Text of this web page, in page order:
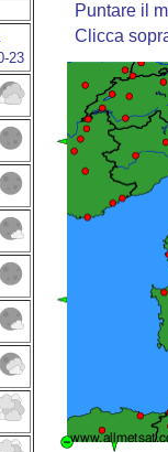
23
Puntare il
Clicca